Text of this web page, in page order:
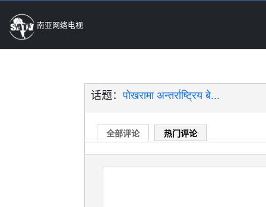
南亚网络电视
话题：पोखरामा अन्तर्राष्ट्रिय बे...
全部评论 热门评论